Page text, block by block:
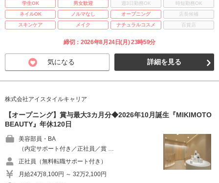
学生OK
男女歓迎 週3日勤務OK
時短勤務OK
ネイルOK
ノルマなし オープニング
店長候補
スキンケア
メイク ナチュラルコスメ 百貨店
締切：2026年8月24日(月) 23時59分
気になる 詳細を見る
株式会社アイスタイルキャリア
【オープニング】賞与最大3カ月分◆2026年10月誕生『MIKIMOTO
BEAUTY』年休120日
美容部員・BA
（内定サポート付き／正社員／賞 …
正社員（無料転職サポート付き）
月給24万8,100円 ～ 32万2,100円